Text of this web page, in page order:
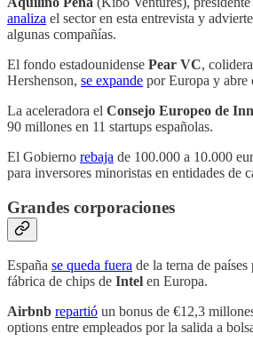
analiza el sector en esta entrevista y
algunas compañías.
El fondo estadounidense Pear VC,
Hershenson, se expande por Europa y abre
La aceleradora el Consejo Europeo de
90 millones en 11 startups españolas.
El Gobierno rebaja de 100.000 a 10.000
para inversores minoristas en entidades de
Grandes corporaciones
España se queda fuera de la terna de
fábrica de chips de Intel en Europa.
Airbnb repartió un bonus de €12,3
options entre empleados por la salida a